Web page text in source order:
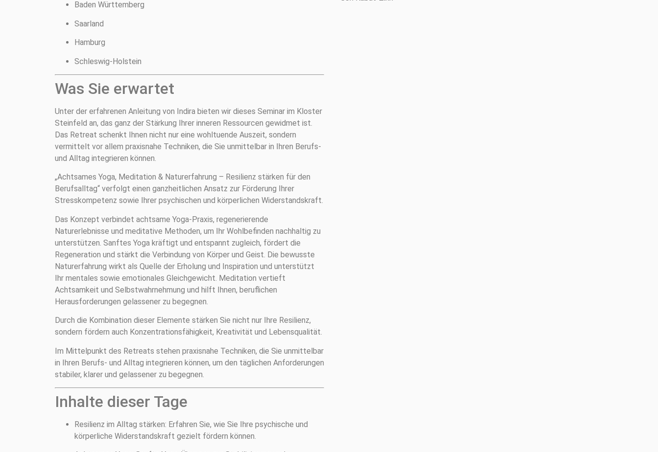
Baden Württemberg
Saarland
Hamburg
Schleswig-Holstein
Was Sie erwartet
Unter der erfahrenen Anleitung von Indira bieten wir dieses Seminar im Kloster
Steinfeld an, das ganz der Stärkung Ihrer inneren Ressourcen gewidmet ist.
Das Retreat schenkt Ihnen nicht nur eine wohltuende Auszeit, sondern
vermittelt vor allem praxisnahe Techniken, die Sie unmittelbar in Ihren Berufs-
und Alltag integrieren können.
„Achtsames Yoga, Meditation & Naturerfahrung – Resilienz stärken für den
Berufsalltag“ verfolgt einen ganzheitlichen Ansatz zur Förderung Ihrer
Stresskompetenz sowie Ihrer psychischen und körperlichen Widerstandskraft.
Das Konzept verbindet achtsame Yoga-Praxis, regenerierende
Naturerlebnisse und meditative Methoden, um Ihr Wohlbefinden nachhaltig zu
unterstützen. Sanftes Yoga kräftigt und entspannt zugleich, fördert die
Regeneration und stärkt die Verbindung von Körper und Geist. Die bewusste
Naturerfahrung wirkt als Quelle der Erholung und Inspiration und unterstützt
Ihr mentales sowie emotionales Gleichgewicht. Meditation vertieft
Achtsamkeit und Selbstwahrnehmung und hilft Ihnen, beruflichen
Herausforderungen gelassener zu begegnen.
Durch die Kombination dieser Elemente stärken Sie nicht nur Ihre Resilienz,
sondern fördern auch Konzentrationsfähigkeit, Kreativität und Lebensqualität.
Im Mittelpunkt des Retreats stehen praxisnahe Techniken, die Sie unmittelbar
in Ihren Berufs- und Alltag integrieren können, um den täglichen Anforderungen
stabiler, klarer und gelassener zu begegnen.
Inhalte dieser Tage
Resilienz im Alltag stärken: Erfahren Sie, wie Sie Ihre psychische und
körperliche Widerstandskraft gezielt fördern können.